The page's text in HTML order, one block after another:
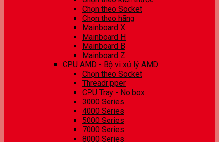
Chọn theo Socket
Chọn theo hãng
Mainboard X
Mainboard H
Mainboard B
Mainboard Z
CPU AMD - Bộ vi xử lý AMD
Chọn theo Socket
Threadripper
CPU Tray - No box
3000 Series
4000 Series
5000 Series
7000 Series
8000 Series